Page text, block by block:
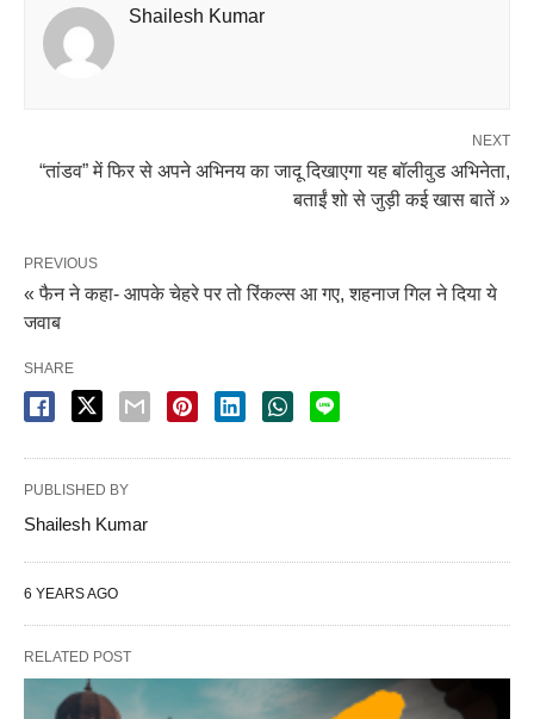
Shailesh Kumar
NEXT
“तांडव” में फिर से अपने अभिनय का जादू दिखाएगा यह बॉलीवुड अभिनेता,
बताईं शो से जुड़ी कई खास बातें »
PREVIOUS
« फैन ने कहा- आपके चेहरे पर तो रिंकल्स आ गए, शहनाज गिल ने दिया ये
जवाब
SHARE
PUBLISHED BY
Shailesh Kumar
6 YEARS AGO
RELATED POST